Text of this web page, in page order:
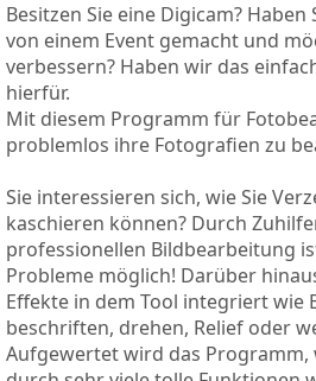
Besitzen Sie eine Digicam?
von einem Event gemacht und
verbessern? Haben wir das
hierfür.
Mit diesem Programm für
problemlos ihre Fotografien zu
Sie interessieren sich, wie Sie
kaschieren können? Durch
professionellen Bildbearbeitung
Probleme möglich! Darüber
Effekte in dem Tool integriert wie
beschriften, drehen, Relief oder
Aufgewertet wird das Programm,